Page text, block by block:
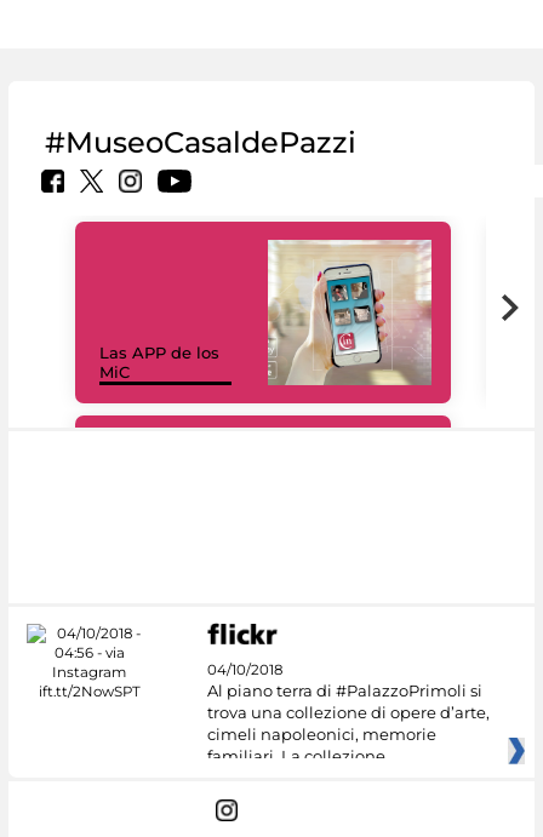
#MuseoCasaldePazzi
Las APP de los
MiC
04/10/2018
Al piano terra di #PalazzoPrimoli si
trova una collezione di opere d’arte,
cimeli napoleonici, memorie
familiari. La collezione